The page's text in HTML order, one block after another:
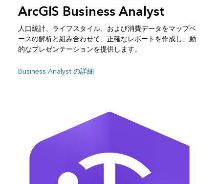
ArcGIS Business Analyst
人口統計、ライフスタイル、および消費データをマップベ
ースの解析と組み合わせて、正確なレポートを作成し、動
的なプレゼンテーションを提供します。
Business Analyst の詳細